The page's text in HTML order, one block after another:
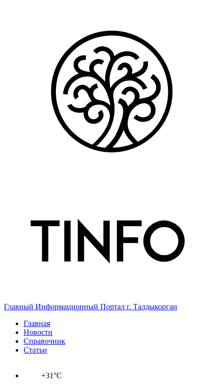
Главный Информационный Портал г. Талдыкорган
Главная
Новости
Справочник
Статьи
+31°C